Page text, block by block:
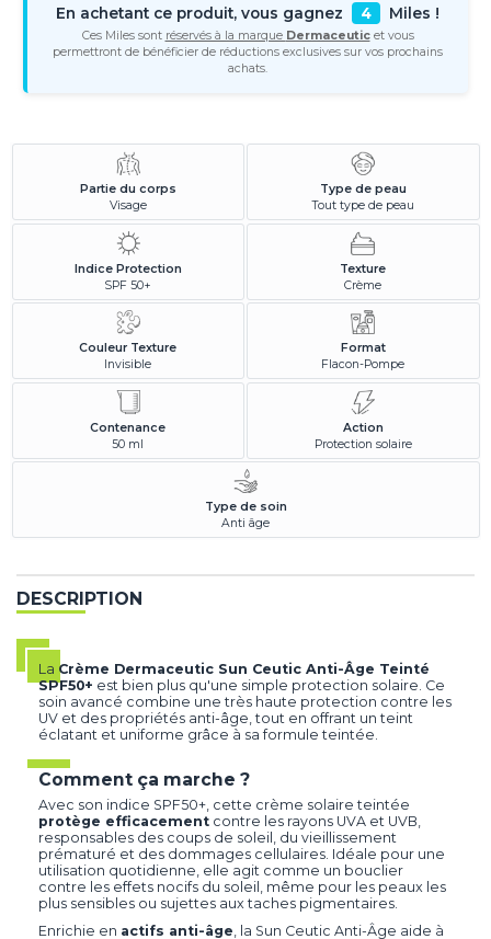
En achetant ce produit, vous gagnez 4 Miles !
Ces Miles sont réservés à la marque Dermaceuticet vous
permettront de bénéficier de réductions exclusives sur vos prochains
achats.
Partie du corps
Visage
Type de peau
Tout type de peau
Indice Protection
SPF 50+
Texture
Crème
Couleur Texture
Invisible
Format
Flacon-Pompe
Contenance
50 ml
Action
Protection solaire
Type de soin
Anti âge
DESCRIPTION
La Crème Dermaceutic Sun Ceutic Anti-Âge Teinté
SPF50+ est bien plus qu'une simple protection solaire. Ce
soin avancé combine une très haute protection contre les
UV et des propriétés anti-âge, tout en offrant un teint
éclatant et uniforme grâce à sa formule teintée.
Comment ça marche ?
Avec son indice SPF50+, cette crème solaire teintée
protège efficacement contre les rayons UVA et UVB,
responsables des coups de soleil, du vieillissement
prématuré et des dommages cellulaires. Idéale pour une
utilisation quotidienne, elle agit comme un bouclier
contre les effets nocifs du soleil, même pour les peaux les
plus sensibles ou sujettes aux taches pigmentaires.
Enrichie en actifs anti-âge, la Sun Ceutic Anti-Âge aide à